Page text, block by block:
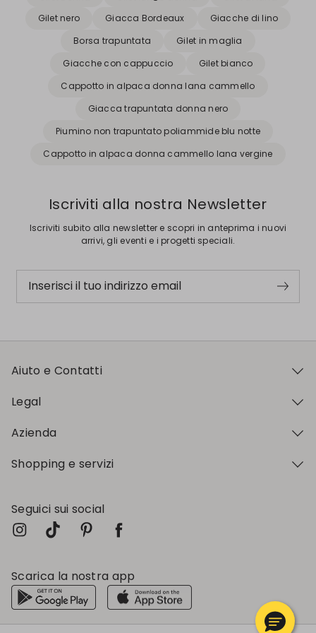
Gilet nero
Giacca Bordeaux
Giacche di lino
Borsa trapuntata
Gilet in maglia
Giacche con cappuccio
Gilet bianco
Cappotto in alpaca donna lana cammello
Giacca trapuntata donna nero
Piumino non trapuntato poliammide blu notte
Cappotto in alpaca donna cammello lana vergine
Iscriviti alla nostra Newsletter
Iscriviti subito alla newsletter e scopri in anteprima i nuovi
arrivi, gli eventi e i progetti speciali.
Inserisci il tuo indirizzo email
Aiuto e Contatti
Legal
Azienda
Shopping e servizi
Seguici sui social
Scarica la nostra app